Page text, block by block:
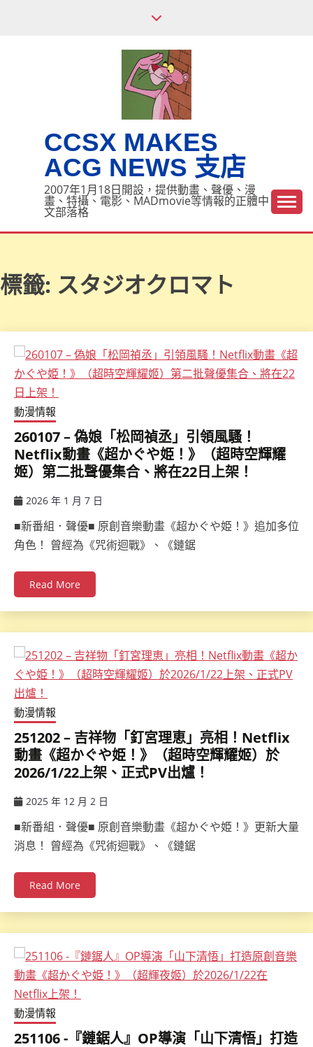
CCSX MAKES
ACG NEWS 支店
2007年1月18日開設，提供動畫、聲優、漫
畫、特攝、電影、MADmovie等情報的正體中
文部落格
標籤: スタジオクロマト
動漫情報
260107 – 偽娘「松岡禎丞」引領風騷！
Netflix動畫《超かぐや姫！》（超時空輝耀
姬）第二批聲優集合、將在22日上架！
2026 年 1 月 7 日
■新番組．聲優■ 原創音樂動畫《超かぐや姫！》追加多位
角色！ 曾經為《咒術迴戰》、《鏈鋸
Read More
動漫情報
251202 – 吉祥物「釘宮理恵」亮相！Netflix
動畫《超かぐや姫！》（超時空輝耀姬）於
2026/1/22上架、正式PV出爐！
2025 年 12 月 2 日
■新番組．聲優■ 原創音樂動畫《超かぐや姫！》更新大量
消息！ 曾經為《咒術迴戰》、《鏈鋸
Read More
動漫情報
251106 -『鏈鋸人』OP導演「山下清悟」打造